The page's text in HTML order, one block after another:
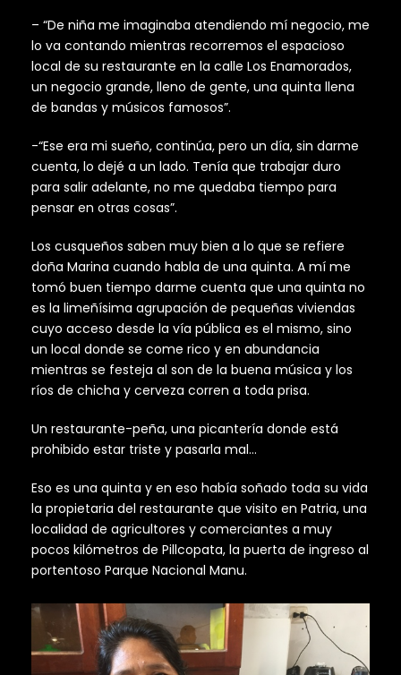
– “De niña me imaginaba atendiendo mí negocio, me
lo va contando mientras recorremos el espacioso
local de su restaurante en la calle Los Enamorados,
un negocio grande, lleno de gente, una quinta llena
de bandas y músicos famosos”.
-“Ese era mi sueño, continúa, pero un día, sin darme
cuenta, lo dejé a un lado. Tenía que trabajar duro
para salir adelante, no me quedaba tiempo para
pensar en otras cosas”.
Los cusqueños saben muy bien a lo que se refiere
doña Marina cuando habla de una quinta. A mí me
tomó buen tiempo darme cuenta que una quinta no
es la limeñísima agrupación de pequeñas viviendas
cuyo acceso desde la vía pública es el mismo, sino
un local donde se come rico y en abundancia
mientras se festeja al son de la buena música y los
ríos de chicha y cerveza corren a toda prisa.
Un restaurante-peña, una picantería donde está
prohibido estar triste y pasarla mal…
Eso es una quinta y en eso había soñado toda su vida
la propietaria del restaurante que visito en Patria, una
localidad de agricultores y comerciantes a muy
pocos kilómetros de Pillcopata, la puerta de ingreso al
portentoso Parque Nacional Manu.